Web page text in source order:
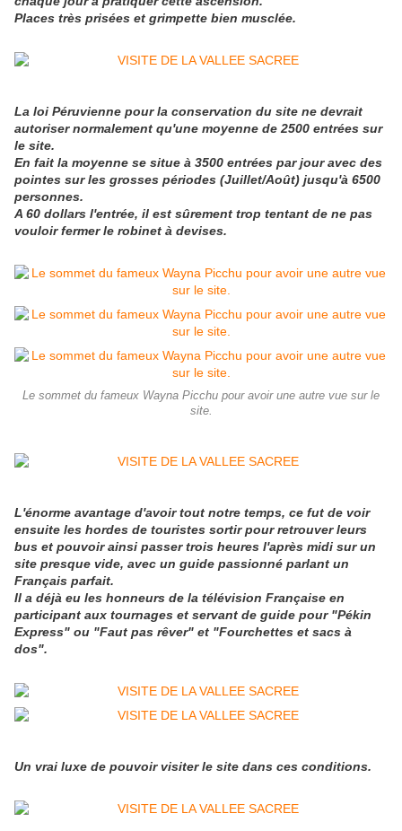
Places très prisées et grimpette bien musclée.
La loi Péruvienne pour la conservation du site ne devrait
autoriser normalement qu'une moyenne de 2500 entrées sur
le site.
En fait la moyenne se situe à 3500 entrées par jour avec des
pointes sur les grosses périodes (Juillet/Août) jusqu'à 6500
personnes.
A 60 dollars l'entrée, il est sûrement trop tentant de ne pas
vouloir fermer le robinet à devises.
Le sommet du fameux Wayna Picchu pour avoir une autre vue sur le
site.
L'énorme avantage d'avoir tout notre temps, ce fut de voir
ensuite les hordes de touristes sortir pour retrouver leurs
bus et pouvoir ainsi passer trois heures l'après midi sur un
site presque vide, avec un guide passionné parlant un
Français parfait.
Il a déjà eu les honneurs de la télévision Française en
participant aux tournages et servant de guide pour "Pékin
Express" ou "Faut pas rêver" et "Fourchettes et sacs à
dos".
Un vrai luxe de pouvoir visiter le site dans ces conditions.